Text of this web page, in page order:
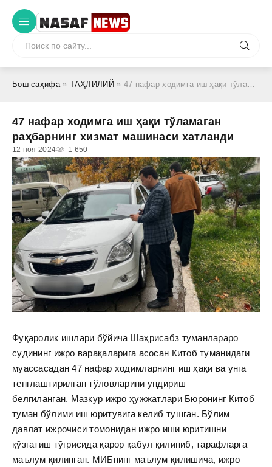
Бош саҳифа» ТАҲЛИЛИЙ » 47 нафар ходимга иш ҳақи тўламаган раҳбарнинг хизмат машинаси хатланди
47 нафар ходимга иш ҳақи тўламаган
раҳбарнинг хизмат машинаси хатланди
12 ноя 2024 1 650
Фуқаролик ишлари бўйича Шаҳрисабз туманлараро
судининг ижро варақаларига асосан Китоб туманидаги
муассасадан 47 нафар ходимларнинг иш ҳақи ва унга
тенглаштирилган тўловларини ундириш
белгиланган. Мазкур ижро ҳужжатлари Бюронинг Китоб
туман бўлими иш юритувига келиб тушган. Бўлим
давлат ижрочиси томонидан ижро иши юритишни
қўзғатиш тўғрисида қарор қабул қилиниб, тарафларга
маълум қилинган. МИБнинг маълум қилишича, ижро